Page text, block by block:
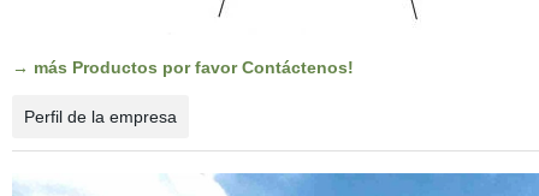
→ más Productos por favor Contáctenos!
Perfil de la empresa